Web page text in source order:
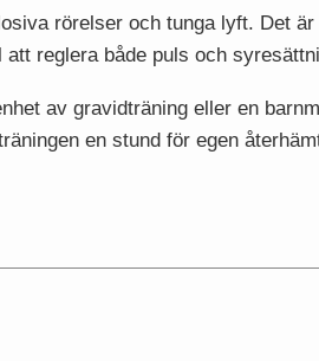
rörelser och tunga lyft. Det
reglera både puls och
av gravidträning eller en
en stund för egen